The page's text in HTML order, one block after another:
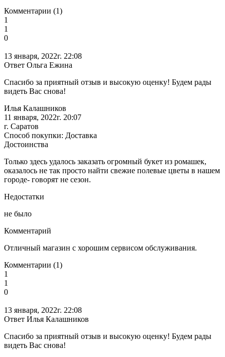
Комментарии (1)
1
1
0
13 января, 2022г. 22:08
Ответ Ольга Ежина
Спасибо за приятный отзыв и высокую оценку! Будем рады
видеть Вас снова!
Илья Калашников
11 января, 2022г. 20:07
г. Саратов
Способ покупки: Доставка
Достоинства
Только здесь удалось заказать огромный букет из ромашек,
оказалось не так просто найти свежие полевые цветы в нашем
городе- говорят не сезон.
Недостатки
не было
Комментарий
Отличный магазин с хорошим сервисом обслуживания.
Комментарии (1)
1
1
0
13 января, 2022г. 22:08
Ответ Илья Калашников
Спасибо за приятный отзыв и высокую оценку! Будем рады
видеть Вас снова!